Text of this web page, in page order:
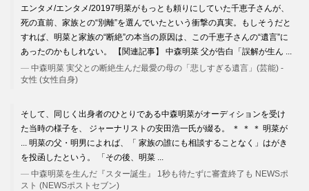
エンタメ/エンタメ/20197明菜がもっとも頼りにしていた千恵子さんが、
死の直前、家族との“別離”を選んでいたという衝撃の真実。もしそうだと
すれば、明菜と家族の“断絶”の本当の原因は、この千恵子さんの“遺言”に
あったのかもしれない。 【関連記事】 中森明菜 父が告白「誤解が生ん ...
中森明菜 実父との断絶生んだ最愛の母の「悲しすぎる遺言」(芸能) -
女性 (女性自身)
そして、同じく出身者のひとりである中森明菜がオーディションを受け
た当時の様子を、 ジャーナリストの安田浩一氏が綴る。 ＊ ＊ ＊ 明菜が
... 明菜の父・明男によれば、「 家族の誰にも相談することなく」はがき
を投函したという。 「その後、明菜 ...
中森明菜を生んだ『スター誕生』 1秒も待たずに審査終了も NEWSポ
スト (NEWSポストセブン)